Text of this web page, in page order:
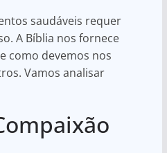
saudáveis requer
A Bíblia nos fornece
como devemos nos
Vamos analisar